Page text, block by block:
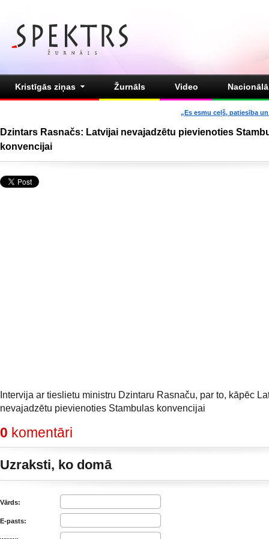
Kristīgās ziņas Žurnāls Video
„Es esmu ceļš, patiesība
Dzintars Rasnačs: Latvijai nevajadzētu pievienoties
konvencijai
Intervija ar tieslietu ministru Dzintaru Rasnaču, par to, kāpēc
nevajadzētu pievienoties Stambulas konvencijai
0 komentāri
Uzraksti, ko domā
Vārds:
E-pasts: